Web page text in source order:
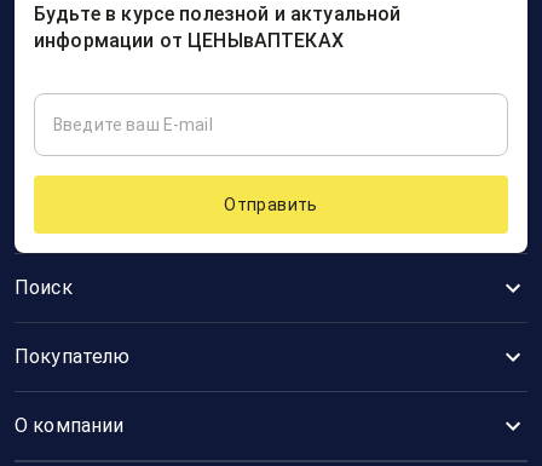
Поиск
Покупателю
О компании
Будьте в курсе полезной и актуальной
информации от ЦЕНЫвАПТЕКАХ
Отправить